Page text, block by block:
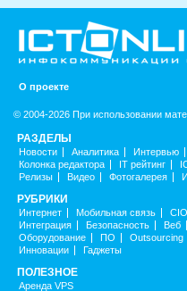
О проекте
© 2004-2026 При использовании
РАЗДЕЛЫ
Новости Аналитика Интервью
Колонка редактора
IT рейтинг
Релизы
Видео Фотогалерея
РУБРИКИ
Интернет Мобильная связь
Интеграция
Безопасность Веб
Оборудование
ПО Outsourcing
Инновации
Гаджеты
ПОЛЕЗНОЕ
Аренда VPS